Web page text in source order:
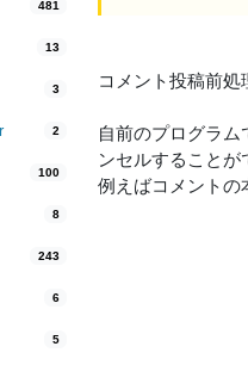
481
13
3
2
100
8
243
6
5
コメント投稿前処
自前のプログラ
ンセルすることが
例えばコメントの